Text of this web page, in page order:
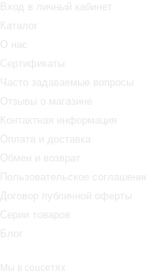
Вход в личный кабинет
Каталог
О нас
Сертификаты
Часто задаваемые вопросы
Отзывы о магазине
Контактная информация
Оплата и доставка
Обмен и возврат
Пользовательское соглашение
Договор публичной оферты
Серии товаров
Блог
Мы в соцсетях